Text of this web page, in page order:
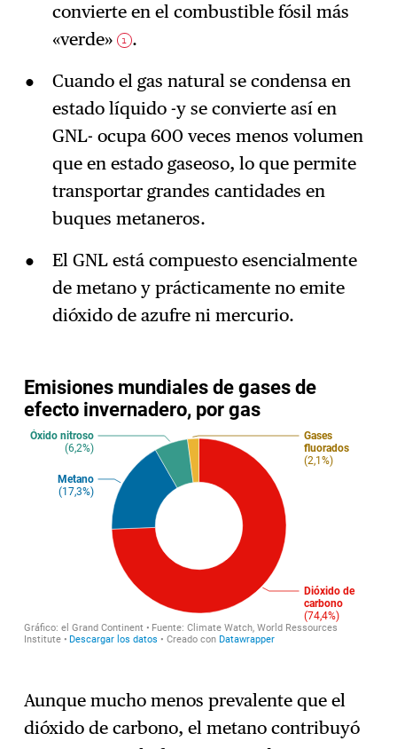
convierte en el combustible fósil más
«verde»
1 .
Cuando el gas natural se condensa en
estado líquido -y se convierte así en
GNL- ocupa 600 veces menos volumen
que en estado gaseoso, lo que permite
transportar grandes cantidades en
buques metaneros.
El GNL está compuesto esencialmente
de metano y prácticamente no emite
dióxido de azufre ni mercurio.
Aunque mucho menos prevalente que el
dióxido de carbono, el metano contribuyó